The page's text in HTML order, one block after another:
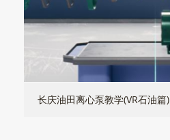
长庆油田离心泵教学(VR石油篇)